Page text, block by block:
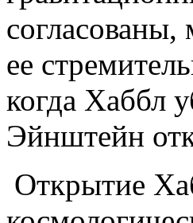
ее
когда Хаббл
Эйнштейн
Открытие